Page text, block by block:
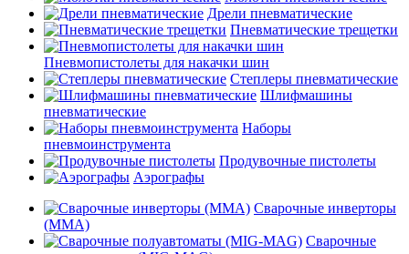
Дрели пневматические
Пневматические трещетки
Пневмопистолеты для накачки шин
Степлеры пневматические
Шлифмашины
пневматические
Наборы
пневмоинструмента
Продувочные пистолеты
Аэрографы
Сварочные инверторы
(MMA)
Сварочные